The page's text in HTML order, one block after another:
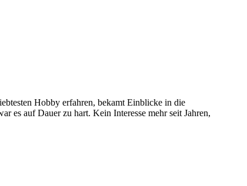
Hobby erfahren, bekamt Einblicke in die
es auf Dauer zu hart. Kein Interesse mehr seit Jahren,